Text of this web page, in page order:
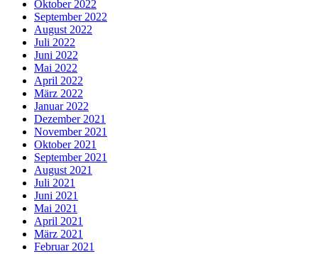
Oktober 2022
September 2022
August 2022
Juli 2022
Juni 2022
Mai 2022
April 2022
März 2022
Januar 2022
Dezember 2021
November 2021
Oktober 2021
September 2021
August 2021
Juli 2021
Juni 2021
Mai 2021
April 2021
März 2021
Februar 2021